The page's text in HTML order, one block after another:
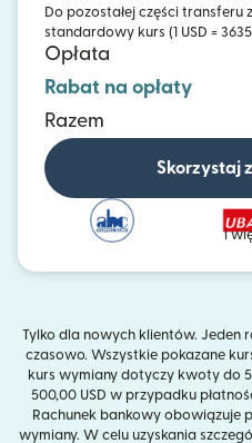
Do pozostałej części transferu
standardowy kurs (1 USD =
Opłata
Rabat na opłaty
Razem
Skorzystaj
i
Tylko dla nowych klientów. Jeden
czasowo. Wszystkie pokazane
kurs wymiany dotyczy kwoty do
500,00 USD w przypadku
Rachunek bankowy obowiązuje
wymiany. W celu uzyskania